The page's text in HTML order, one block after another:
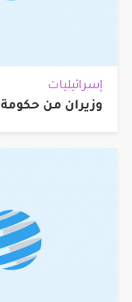
إسرائيليات
وزيران من حكومة